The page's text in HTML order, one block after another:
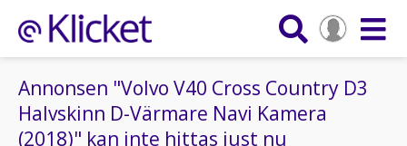
Annonsen "Volvo V40 Cross Country D3
Halvskinn D-Värmare Navi Kamera
(2018)" kan inte hittas just nu